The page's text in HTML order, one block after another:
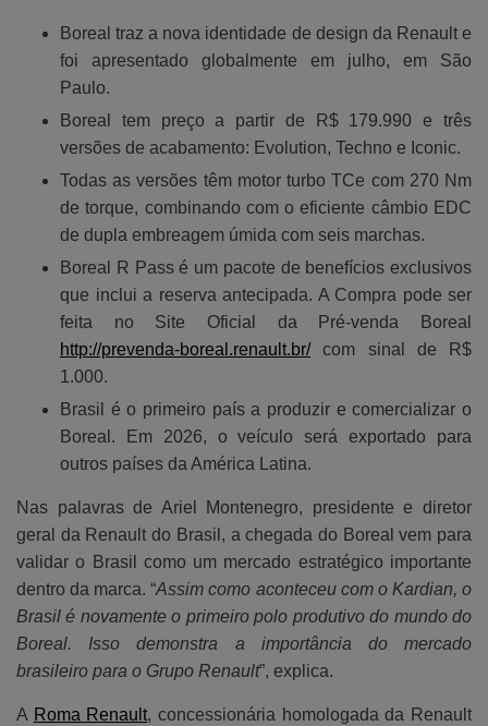
Boreal traz a nova identidade de design da Renault e
foi apresentado globalmente em julho, em São
Paulo.
Boreal tem preço a partir de R$ 179.990 e três
versões de acabamento: Evolution, Techno e Iconic.
Todas as versões têm motor turbo TCe com 270 Nm
de torque, combinando com o eficiente câmbio EDC
de dupla embreagem úmida com seis marchas.
Boreal R Pass é um pacote de benefícios exclusivos
que inclui a reserva antecipada. A Compra pode ser
feita no Site Oficial da Pré-venda Boreal
http://prevenda-boreal.renault.br/com sinal de R$
1.000.
Brasil é o primeiro país a produzir e comercializar o
Boreal. Em 2026, o veículo será exportado para
outros países da América Latina.
Nas palavras de Ariel Montenegro, presidente e diretor
geral da Renault do Brasil, a chegada do Boreal vem para
validar o Brasil como um mercado estratégico importante
dentro da marca. “Assim como aconteceu com o Kardian, o
Brasil é novamente o primeiro polo produtivo do mundo do
Boreal. Isso demonstra a importância do mercado
brasileiro para o Grupo Renault”, explica.
A Roma Renault, concessionária homologada da Renault